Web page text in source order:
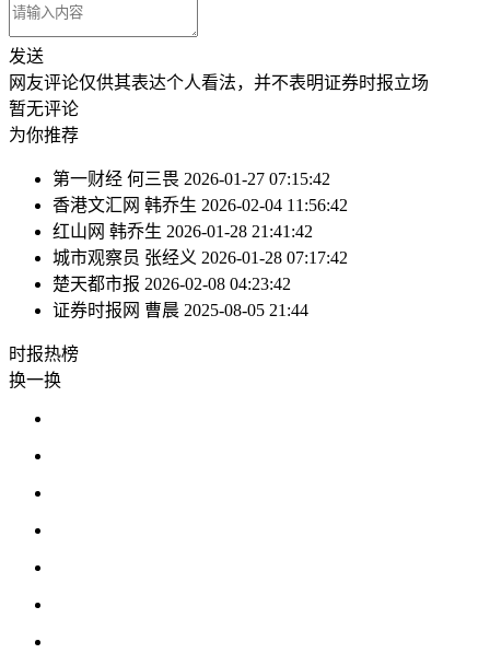
发送
网友评论仅供其表达个人看法，并不表明证券时报立场
暂无评论
为你推荐
第一财经 何三畏 2026-01-27 07:15:42
香港文汇网 韩乔生 2026-02-04 11:56:42
红山网 韩乔生 2026-01-28 21:41:42
城市观察员 张经义 2026-01-28 07:17:42
楚天都市报 2026-02-08 04:23:42
证券时报网 曹晨 2025-08-05 21:44
时报热榜
换一换